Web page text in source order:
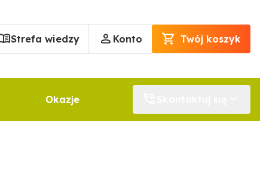
Strefa wiedzy Konto Twój koszyk
Okazje